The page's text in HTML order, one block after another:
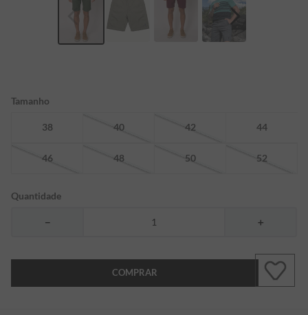
Tamanho
38 40 42 44
46 48 50 52
Quantidade
＋
－
COMPRAR